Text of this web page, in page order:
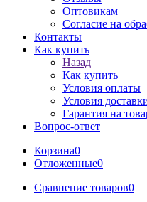
Оптовикам
Cогласие на
Контакты
Как купить
Назад
Как купить
Условия оплаты
Условия
Гарантия на
Вопрос-ответ
Корзина0
Отложенные0
Сравнение товаров0